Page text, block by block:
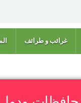
غرائب و طرائف